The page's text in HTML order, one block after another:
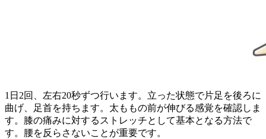
1日2回、左右20秒ずつ行います。立った状態で片足を後ろに
曲げ、足首を持ちます。太ももの前が伸びる感覚を確認しま
す。膝の痛みに対するストレッチとして基本となる方法で
す。腰を反らさないことが重要です。